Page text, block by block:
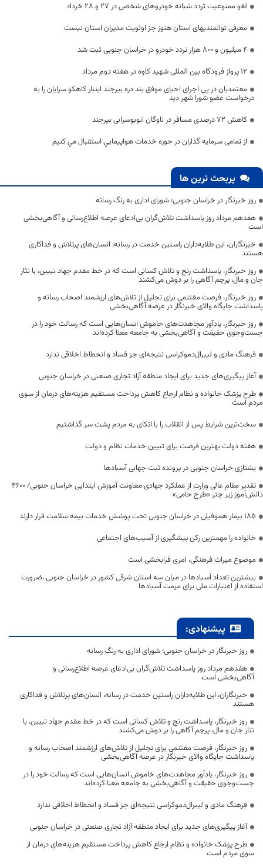
لغو ممنوعیت تردد شبانه خودروهای شخصی در ۲۷ و ۲۸ خرداد
معرفی توانمندیهای استان هنوز جز اولویت مدیران استان نیست
۴ میلیون و ۸۰۰ هزار تردد خودرو در خراسان جنوبی ثبت شد
۱۲ پرواز فرودگاه بین المللی شهید کاوه در هفته دوم مرداد
معتمدیان در پی اجرای احیای موفق بند دره بیرجند اینبار کاهکو سرایان را به
درخواست عضو شورا شهر دید
کاهش ۷۲ درصدی مسافر در ناوگان اتوبوسرانی بیرجند
از تمامی سرمایه گذاران در حوزه خدمات هواپیمايي استقبال مي کنيم
پربحث ترین ها
روز خبرنگار در خراسان جنوبی؛ شورای اداری به رنگ رسانه
هفدهم مرداد روز پاسداشت تلاش‌گران بی‌ادعای عرصه اطلاع‌رسانی و آگاهی‌بخشی
است
خبرنگاران، این طلایه‌داران راستین خدمت در رسانه، انسان‌های پرتلاش و فداکاری
هستند
روز خبرنگار، پاسداشت رنج و تلاش کسانی است که در خط مقدم جهاد تبیین، با نثار
جان و مال، پرچم آگاهی را بر دوش می‌کشند
روز خبرنگار، فرصت مغتنمی برای تجلیل از تلاش‌های ارزشمند اصحاب رسانه و
پاسداشت جایگاه والای خبرنگار در عرصه آگاهی‌بخشی
روز خبرنگار، یادآور مجاهدت‌های خاموش انسان‌هایی است که رسالت خود را در
جست‌وجوی حقیقت و آگاهی‌بخشی به جامعه معنا کرده‌اند
فرهنگ مادی و لیبرال‌دموکراسی نتیجه‌ای جز فساد و انحطاط اخلاقی ندارد
آغاز پیگیری‌های جدید برای ایجاد منطقه آزاد تجاری صنعتی در خراسان جنوبی
طرح پزشک خانواده و نظام ارجاع کاهش پرداخت مستقیم هزینه‌های درمان از سوی
مردم است
سخت‌ترین شرایط پس از انقلاب را با اتکای به مردم پشت سر گذاشتیم
هفته دولت بهترین فرصت برای تبیین خدمات نظام و دولت
یشتازی خراسان جنوبی در پرونده ثبت جهانی آسبادها
تقدیر مقام عالی وزارت از عملکرد جهادی معاونت آموزش ابتدایی خراسان جنوبی/ ۴۶۰۰
دانش‌آموز زیر چتر «طرح حامی»
۱۸۵ بیمار هموفیلی در خراسان جنوبی تحت پوشش خدمات بیمه سلامت قرار دارند
خانواده را مهمترین رکن پیشگیری از آسیب‌های اجتماعی
موضوع میراث فرهنگی، امری فرابخشی است
بیشترین تعداد آسبادها در میان سه استان شرقی کشور در خراسان جنوبی ،ضرورت
استفاده از اعتبارات ملی برای مرمت آسبادها
پیشنهادی:
روز خبرنگار در خراسان جنوبی؛ شورای اداری به رنگ رسانه
هفدهم مرداد روز پاسداشت تلاش‌گران بی‌ادعای عرصه اطلاع‌رسانی و
آگاهی‌بخشی است
خبرنگاران، این طلایه‌داران راستین خدمت در رسانه، انسان‌های پرتلاش و فداکاری
هستند
روز خبرنگار، پاسداشت رنج و تلاش کسانی است که در خط مقدم جهاد تبیین، با
نثار جان و مال، پرچم آگاهی را بر دوش می‌کشند
روز خبرنگار، فرصت مغتنمی برای تجلیل از تلاش‌های ارزشمند اصحاب رسانه و
پاسداشت جایگاه والای خبرنگار در عرصه آگاهی‌بخشی
روز خبرنگار، یادآور مجاهدت‌های خاموش انسان‌هایی است که رسالت خود را در
جست‌وجوی حقیقت و آگاهی‌بخشی به جامعه معنا کرده‌اند
فرهنگ مادی و لیبرال‌دموکراسی نتیجه‌ای جز فساد و انحطاط اخلاقی ندارد
آغاز پیگیری‌های جدید برای ایجاد منطقه آزاد تجاری صنعتی در خراسان جنوبی
طرح پزشک خانواده و نظام ارجاع کاهش پرداخت مستقیم هزینه‌های درمان از
سوی مردم است